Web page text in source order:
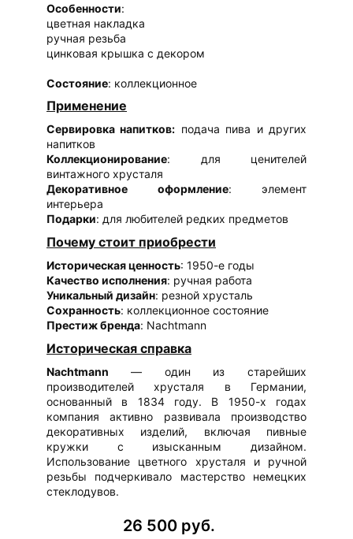
26 500 руб.
Особенности:
цветная накладка
ручная резьба
цинковая крышка с декором
Состояние: коллекционное
Применение
Сервировка напитков: подача пива и других
напитков
Коллекционирование: для ценителей
винтажного хрусталя
Декоративное оформление: элемент
интерьера
Подарки: для любителей редких предметов
Почему стоит приобрести
Историческая ценность: 1950-е годы
Качество исполнения: ручная работа
Уникальный дизайн: резной хрусталь
Сохранность: коллекционное состояние
Престиж бренда: Nachtmann
Историческая справка
Nachtmann — один из старейших
производителей хрусталя в Германии,
основанный в 1834 году. В 1950-х годах
компания активно развивала производство
декоративных изделий, включая пивные
кружки с изысканным дизайном.
Использование цветного хрусталя и ручной
резьбы подчеркивало мастерство немецких
стеклодувов.